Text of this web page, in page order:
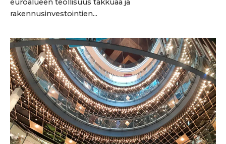
euroalueen teollisuus takkuaa ja
rakennusinvestointien...